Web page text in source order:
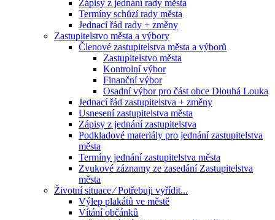
Zápisy z jednání rady města
Termíny schůzí rady města
Jednací řád rady + změny
Zastupitelstvo města a výbory
Členové zastupitelstva města a výborů
Zastupitelstvo města
Kontrolní výbor
Finanční výbor
Osadní výbor pro část obce Dlouhá Louka
Jednací řád zastupitelstva + změny
Usnesení zastupitelstva města
Zápisy z jednání zastupitelstva
Podkladové materiály pro jednání zastupitelstva
města
Termíny jednání zastupitelstva města
Zvukové záznamy ze zasedání Zastupitelstva
města
Životní situace ⁄ Potřebuji vyřídit...
Výlep plakátů ve městě
Vítání občánků